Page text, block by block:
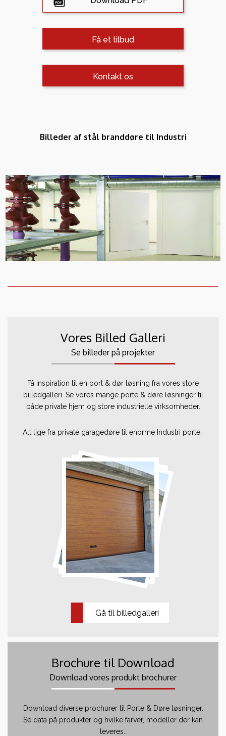
Få et tilbud
Kontakt os
Billeder af stål branddøre til Industri
Vores Billed Galleri
Se billeder på projekter
Få inspiration til en port & dør løsning fra vores store
billedgalleri. Se vores mange porte & døre løsninger til
både private hjem og store industrielle virksomheder.
Alt lige fra private garagedøre til enorme Industri porte.
Gå til billedgalleri
Brochure til Download
Download vores produkt brochurer
Download diverse prochurer til Porte & Døre løsninger.
Se data på produkter og hvilke farver, modeller der kan
leveres..